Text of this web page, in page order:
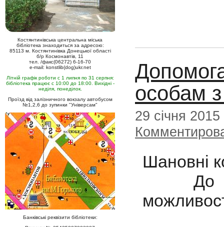
Костянтинівська центральна міська
бібліотека знаходиться за адресою:
85113 м. Костянтинівка Донецької області
б/р Космонавтів, 11
тел. /факс(06272) 6-16-70
e-mail: konstlib(dog)ukr.net
Літній графік роботи с 1 липня по 31 серпня:
бібліотека працює с 10:00 до 18:00. Вихідні -
неділя, понеділок.
Проїзд від залізничного вокзалу автобусом
№1,2,6 до зупинки "Універсам"
Банківські реквізити бібліотеки:
особам
29 січня 2015
Шановні
До